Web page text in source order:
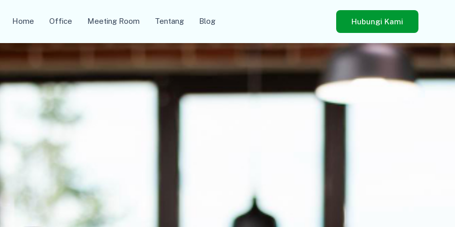
Home Office Meeting Room Tentang Blog Hubungi Kami